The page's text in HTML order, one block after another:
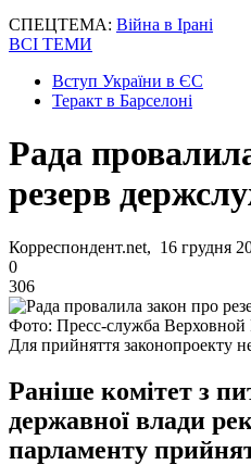
СПЕЦТЕМА: Війна в Ірані
ВСІ ТЕМИ
Вступ України в ЄС
Теракт в Барселоні
Рада
резерв
Корреспондент.net, 16 грудня
0
306
Фото: Пресс-служба Верховной
Для прийняття законопроекту
Раніше комітет з
державної влади
парламенту